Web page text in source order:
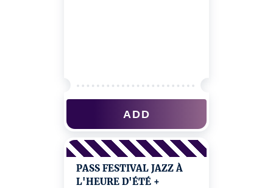
ADD
PASS FESTIVAL JAZZ À
L'HEURE D'ÉTÉ +